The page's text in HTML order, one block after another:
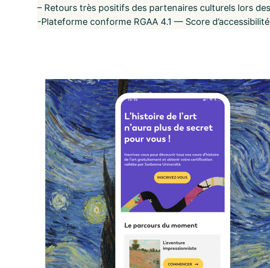
– Retours très positifs des partenaires culturels lors
-Plateforme conforme RGAA 4.1 — Score